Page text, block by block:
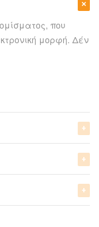
που
μορφή. Δέν
που το
νομίσματος, η
από μιά μεγάλη
τα αντίστοιχα